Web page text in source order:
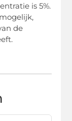
is 5%.
de